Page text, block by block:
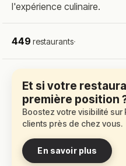
l'expérience culinaire.
449 restaurants·
Et si votre
première position
Boostez votre visibilité sur
clients près de chez vous.
En savoir plus